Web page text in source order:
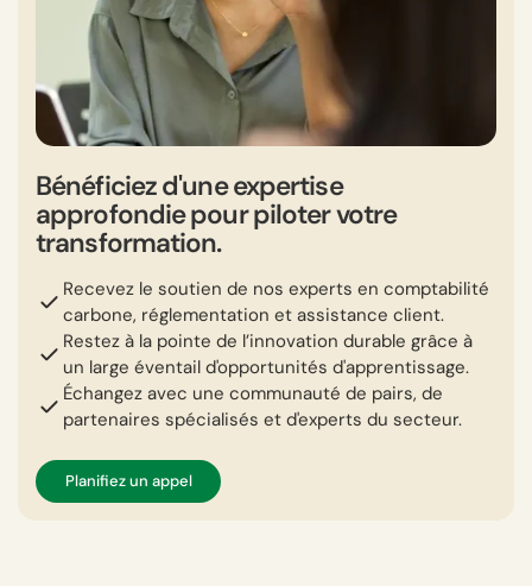
Bénéficiez d'une expertise
approfondie pour piloter votre
transformation.
Recevez le soutien de nos experts en comptabilité
carbone, réglementation et assistance client.
Restez à la pointe de l’innovation durable grâce à
un large éventail d'opportunités d'apprentissage.
Échangez avec une communauté de pairs, de
partenaires spécialisés et d'experts du secteur.
Planifiez un appel